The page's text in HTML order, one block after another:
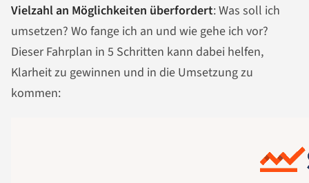
Vielzahl an Möglichkeiten überfordert: Was soll ich
umsetzen? Wo fange ich an und wie gehe ich vor?
Dieser Fahrplan in 5 Schritten kann dabei helfen,
Klarheit zu gewinnen und in die Umsetzung zu
kommen: